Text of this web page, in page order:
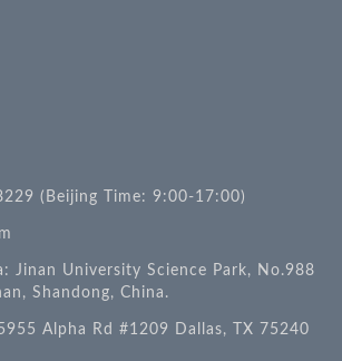
(Beijing Time: 9:00-17:00)
Jinan University Science Park, No.988
Shandong, China.
Alpha Rd #1209 Dallas, TX 75240